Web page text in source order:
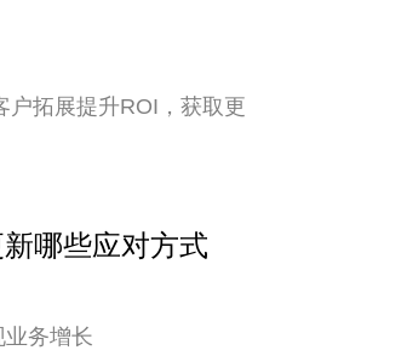
户拓展提升ROI，获取更
哪些应对方式
务增长